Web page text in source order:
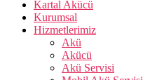
Kartal Akücü
Kurumsal
Hizmetlerimiz
Akü
Akücü
Akü Servisi